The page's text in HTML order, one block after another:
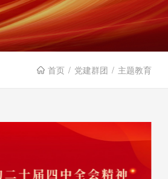
首页 / 党建群团 / 主题教育